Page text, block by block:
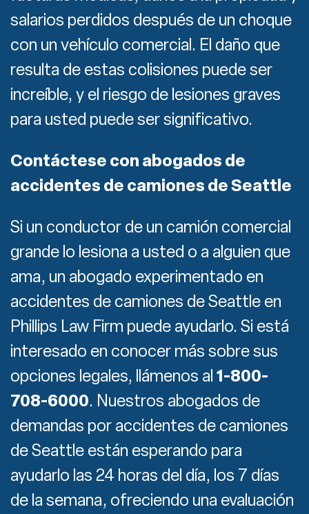
salarios perdidos después de un choque
con un vehículo comercial. El daño que
resulta de estas colisiones puede ser
increíble, y el riesgo de lesiones graves
para usted puede ser significativo.
Contáctese con abogados de
accidentes de camiones de Seattle
Si un conductor de un camión comercial
grande lo lesiona a usted o a alguien que
ama, un abogado experimentado en
accidentes de camiones de Seattle en
Phillips Law Firm puede ayudarlo. Si está
interesado en conocer más sobre sus
opciones legales, llámenos al 1-800-
708-6000. Nuestros abogados de
demandas por accidentes de camiones
de Seattle están esperando para
ayudarlo las 24 horas del día, los 7 días
de la semana, ofreciendo una evaluación